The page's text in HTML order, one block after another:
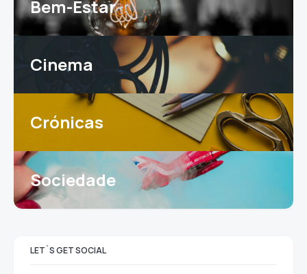
Bem-Estar
Cinema
Crónicas
Sociedade
LET`S GET SOCIAL